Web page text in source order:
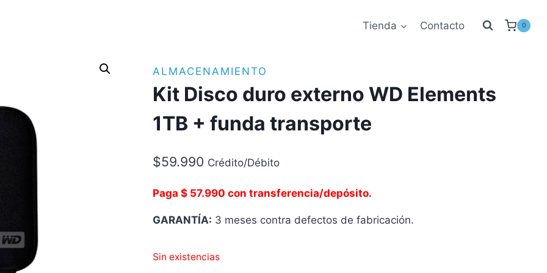
Tienda Contacto 0
ALMACENAMIENTO
Kit Disco duro externo WD Elements
1TB + funda transporte
$59.990 Crédito/Débito
Paga $ 57.990 con transferencia/depósito.
GARANTÍA: 3 meses contra defectos de fabricación.
Sin existencias